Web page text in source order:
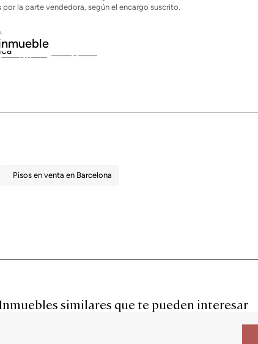
la parte vendedora, según el encargo suscrito.
120 22
Pisos en venta en Barcelona
Inmuebles similares que te pueden interesar